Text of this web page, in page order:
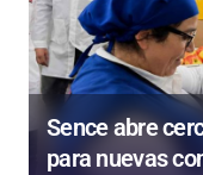
Sence abre
para nuevas